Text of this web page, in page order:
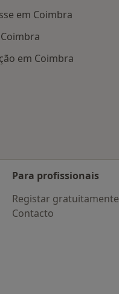
em Coimbra
em Coimbra
Para profissionais
Registar gratuitamente
Contacto